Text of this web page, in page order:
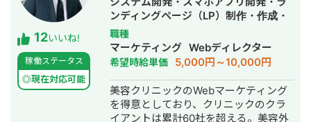
12いいね!
稼働ステータス
◎現在対応可能
ンディングページ（LP）制作・作成・
Youtubeチャンネル運営代行・立ち上
げ・ECサイト構築・ネットショップ作
成代行・SEO対策・新規事業立上・
SNS運用代行・記事作成代行・ライテ
ィング・ホームページ制作・作成・バ
ナー制作・デザイン・ロゴデザイン・
作成・リスティング広告運用代行・オ
職種
マーケティング Webディレクター
希望時給単価 5,000円～10,000円
美容クリニックのWebマーケティング
を得意としており、クリニックのクラ
イアントは累計60社を超える。美容外